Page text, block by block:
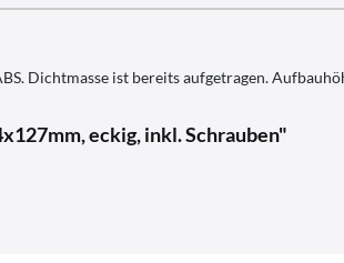
Dichtmasse ist bereits aufgetragen.
eckig, inkl. Schrauben"